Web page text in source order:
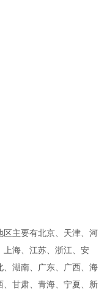
区主要有北京、天津、河
上海、江苏、浙江、安
、湖南、广东、广西、海
、甘肃、青海、宁夏、新